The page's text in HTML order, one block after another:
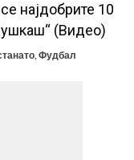
најдобрите 10
(Видео)
,Фудбал